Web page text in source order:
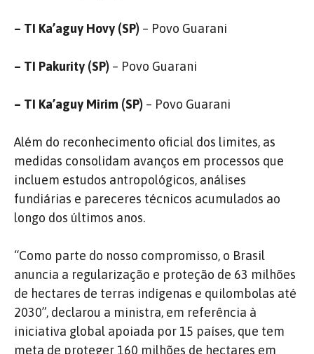
– TI Ka’aguy Hovy (SP) – Povo Guarani
– TI Pakurity (SP) – Povo Guarani
– TI Ka’aguy Mirim (SP) – Povo Guarani
Além do reconhecimento oficial dos limites, as
medidas consolidam avanços em processos que
incluem estudos antropológicos, análises
fundiárias e pareceres técnicos acumulados ao
longo dos últimos anos.
“Como parte do nosso compromisso, o Brasil
anuncia a regularização e proteção de 63 milhões
de hectares de terras indígenas e quilombolas até
2030”, declarou a ministra, em referência à
iniciativa global apoiada por 15 países, que tem
meta de proteger 160 milhões de hectares em